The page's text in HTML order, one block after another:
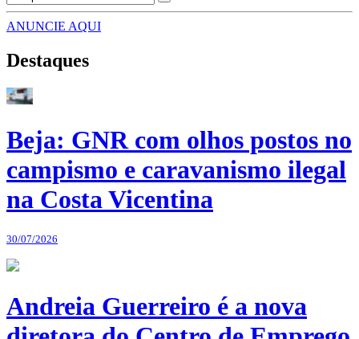
ANUNCIE AQUI
Destaques
Beja: GNR com olhos postos no
campismo e caravanismo ilegal
na Costa Vicentina
30/07/2026
Andreia Guerreiro é a nova